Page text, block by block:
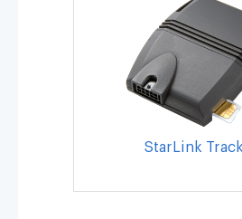
StarLink